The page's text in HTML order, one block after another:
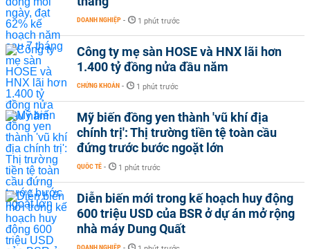
DOANH NGHIỆP - 1 phút trước
Công ty mẹ sàn HOSE và HNX lãi hơn
1.400 tỷ đồng nửa đầu năm
CHỨNG KHOÁN - 1 phút trước
Mỹ biến đồng yen thành 'vũ khí địa
chính trị': Thị trường tiền tệ toàn cầu
đứng trước bước ngoặt lớn
QUỐC TẾ - 1 phút trước
Diễn biến mới trong kế hoạch huy động
600 triệu USD của BSR ở dự án mở rộng
nhà máy Dung Quất
DOANH NGHIỆP